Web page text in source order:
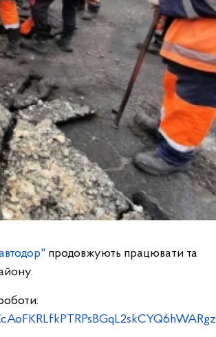
продовжують працювати та